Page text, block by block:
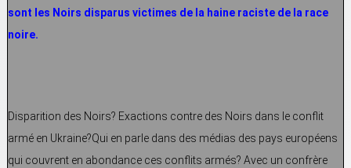
sont les Noirs disparus victimes de la haine raciste de la race
noire.
Disparition des Noirs? Exactions contre des Noirs dans le conflit
armé en Ukraine?Qui en parle dans des médias des pays européens
qui couvrent en abondance ces conflits armés? Avec un confrère